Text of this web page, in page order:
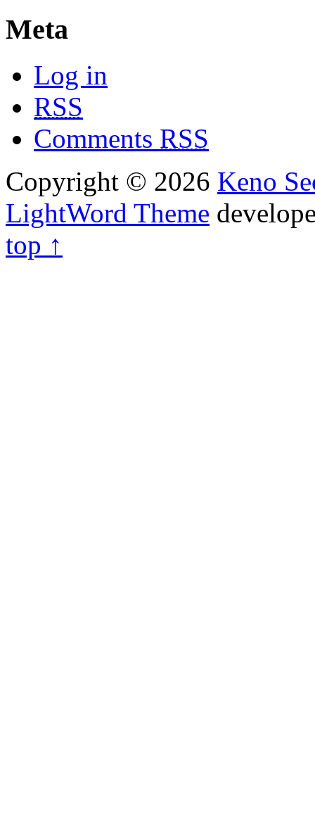
Meta
Log in
RSS
Comments RSS
Copyright © 2026 Keno
LightWord Theme
top ↑